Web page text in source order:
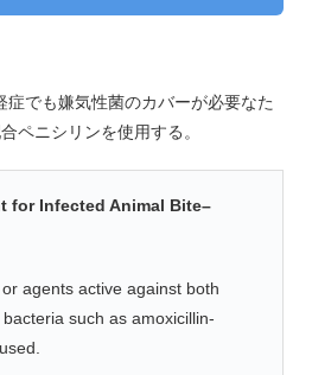
でも嫌気性菌のカバーが必要なた
ペニシリンを使用する。
for Infected Animal Bite–
agents active against both
such as amoxicillin-